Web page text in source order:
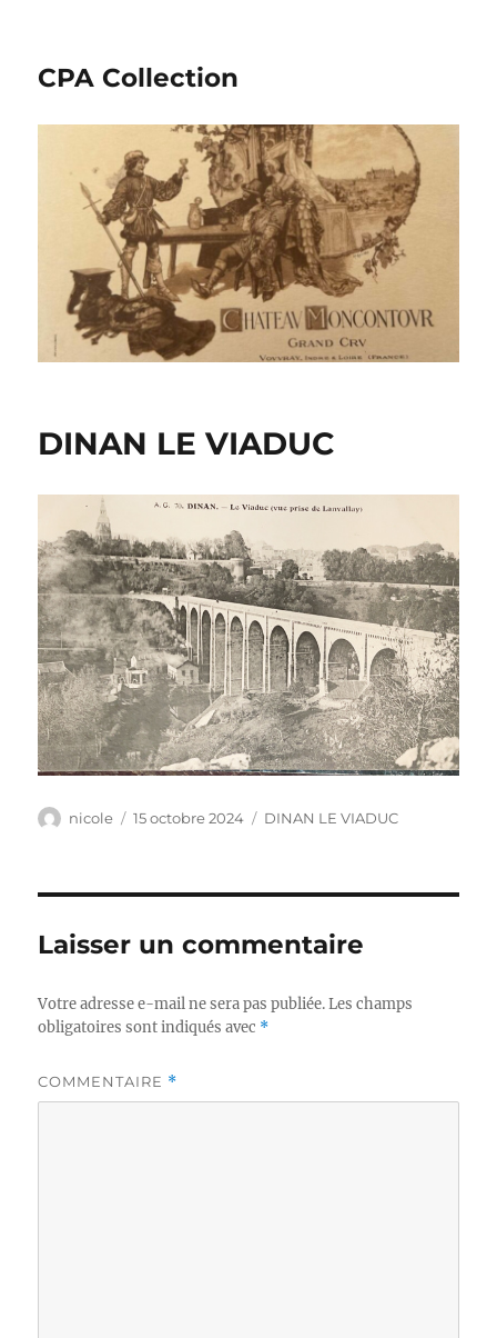
CPA Collection
DINAN LE VIADUC
Auteur
nicole
Publié
15 octobre 2024 Catégories
DINAN LE VIADUC
Laisser un commentaire
Votre adresse e-mail ne sera pas publiée. Les champs
obligatoires sont indiqués avec *
COMMENTAIRE *